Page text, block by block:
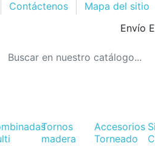
Contáctenos
Mapa del sitio
Envío
Tornos
madera
Accesorios
Torneado